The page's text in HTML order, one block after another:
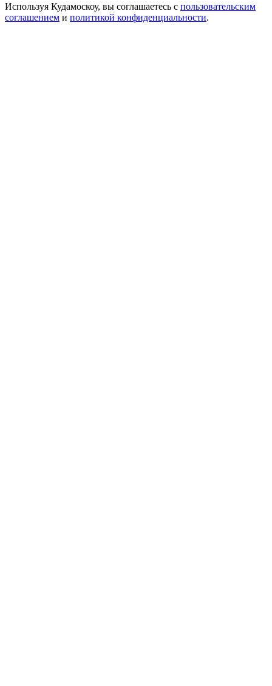
Используя Кудамоскоу, вы соглашаетесь с пользовательским
соглашением и политикой конфиденциальности.